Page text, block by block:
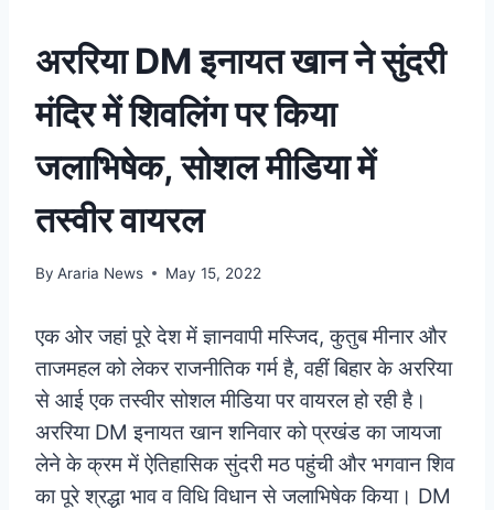
अररिया DM इनायत खान ने सुंदरी
मंदिर में शिवलिंग पर किया
जलाभिषेक, सोशल मीडिया में
तस्वीर वायरल
By Araria News May 15, 2022
एक ओर जहां पूरे देश में ज्ञानवापी मस्जिद, कुतुब मीनार और
ताजमहल को लेकर राजनीतिक गर्म है, वहीं बिहार के अररिया
से आई एक तस्वीर सोशल मीडिया पर वायरल हो रही है।
अररिया DM इनायत खान शनिवार को प्रखंड का जायजा
लेने के क्रम में ऐतिहासिक सुंदरी मठ पहुंची और भगवान शिव
का पूरे श्रद्धा भाव व विधि विधान से जलाभिषेक किया। DM